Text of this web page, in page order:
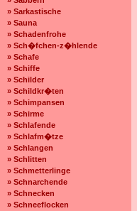
» Sarkastische
» Sauna
» Schadenfrohe
» Sch�fchen-z�hlende
» Schafe
» Schiffe
» Schilder
» Schildkr�ten
» Schimpansen
» Schirme
» Schlafende
» Schlafm�tze
» Schlangen
» Schlitten
» Schmetterlinge
» Schnarchende
» Schnecken
» Schneeflocken